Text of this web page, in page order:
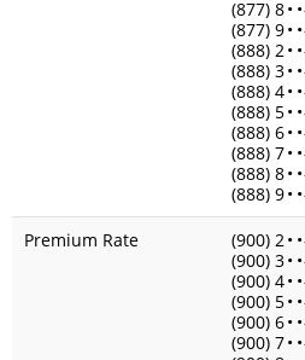
(877) 8• •
(877) 9• •
(888) 2• •
(888) 3• •
(888) 4• •
(888) 5• •
(888) 6• •
(888) 7• •
(888) 8• •
(888) 9• •
Premium Rate
(900) 2• •
(900) 3• •
(900) 4• •
(900) 5• •
(900) 6• •
(900) 7• •